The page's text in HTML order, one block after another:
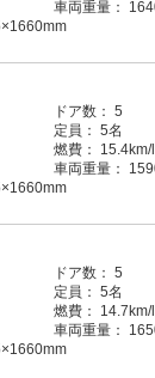
車両重量：
ドア数： 5
定員： 5名
燃費：
15.4km/l
車両重量：
ドア数： 5
定員： 5名
燃費：
14.7km/l
車両重量：